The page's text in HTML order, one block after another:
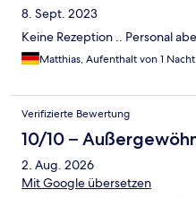
8. Sept. 2023
Keine Rezeption .. Personal
Matthias, Aufenthalt von 1 Nacht
Verifizierte Bewertung
10/10 –
2. Aug. 2026
Mit Google übersetzen